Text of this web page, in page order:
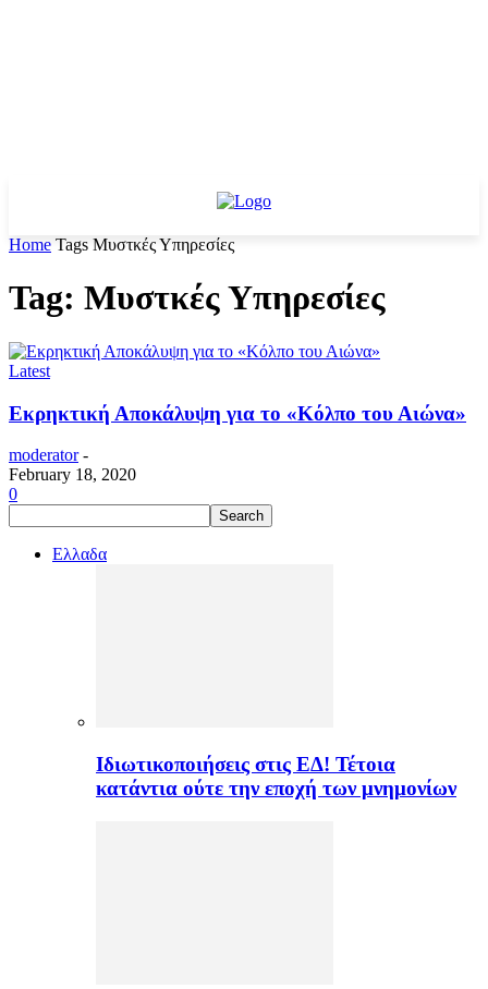
Home Tags Μυστκές Υπηρεσίες
Tag: Μυστκές Υπηρεσίες
Latest
Εκρηκτική Αποκάλυψη για το «Κόλπο του Αιώνα»
moderator -
February 18, 2020
0
Ελλαδα
Ιδιωτικοποιήσεις στις ΕΔ! Τέτοια
κατάντια ούτε την εποχή των μνημονίων